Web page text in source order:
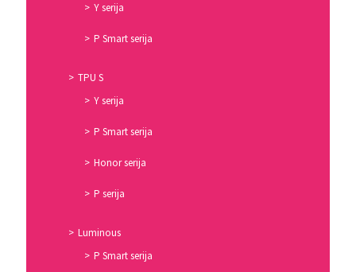
Y serija
P Smart serija
TPU S
Y serija
P Smart serija
Honor serija
P serija
Luminous
P Smart serija